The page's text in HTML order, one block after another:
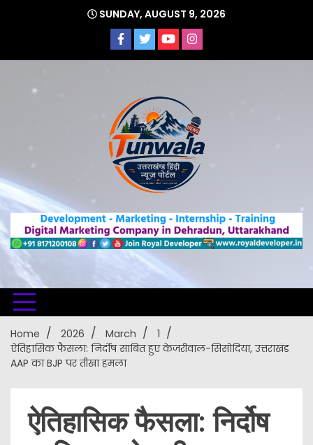
SUNDAY, AUGUST 9, 2026
Uttarakhand Hindi News Portal
Home 2026 March
1
ऐतिहासिक फैसला: निर्दोष साबित हुए केजरीवाल-सिसोदिया, उत्तराखंड
AAP का BJP पर तीखा हमला
ऐतिहासिक फैसला: निर्दोष